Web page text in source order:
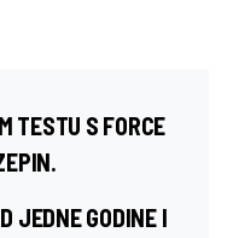
TESTU S FORCE
JEDNE GODINE I